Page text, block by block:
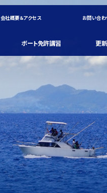
会社概要＆アクセス お問い合わ
ボート免許講習 更